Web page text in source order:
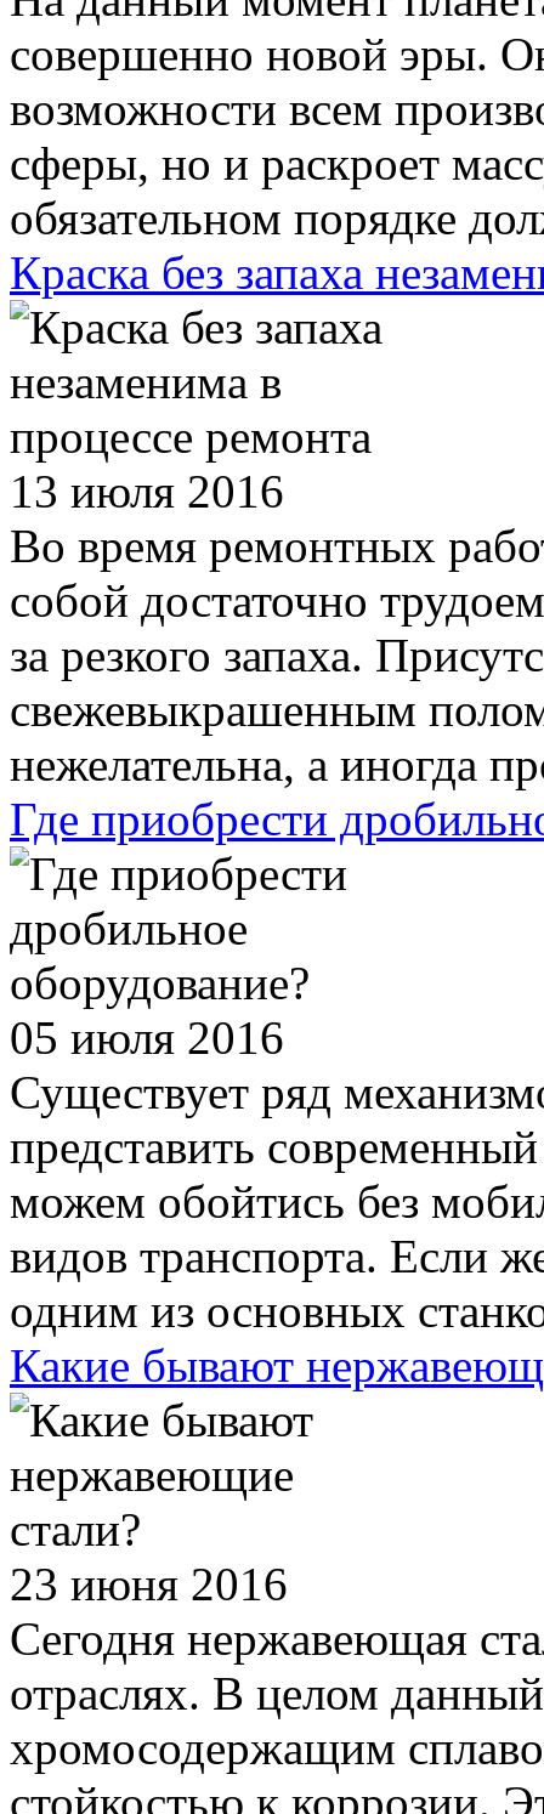
совершенно новой эры.
возможности всем
сферы, но и раскроет
обязательном порядке
Краска без запаха
13 июля 2016
Во время ремонтных
собой достаточно
за резкого запаха.
свежевыкрашенным
нежелательна, а иногда
Где приобрести
05 июля 2016
Существует ряд
представить
можем обойтись без
видов транспорта. Если
одним из основных
Какие бывают
23 июня 2016
Сегодня нержавеющая
отраслях. В целом
хромосодержащим
стойкостью к коррозии.